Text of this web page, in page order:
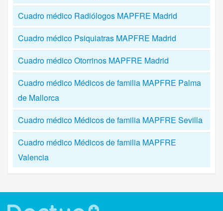
Cuadro médico Radiólogos MAPFRE Madrid
Cuadro médico Psiquiatras MAPFRE Madrid
Cuadro médico Otorrinos MAPFRE Madrid
Cuadro médico Médicos de familia MAPFRE Palma
de Mallorca
Cuadro médico Médicos de familia MAPFRE Sevilla
Cuadro médico Médicos de familia MAPFRE
Valencia